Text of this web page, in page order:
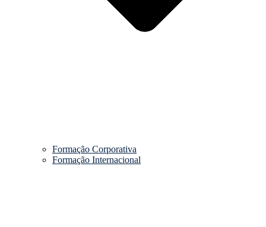
Formação Corporativa
Formação Internacional